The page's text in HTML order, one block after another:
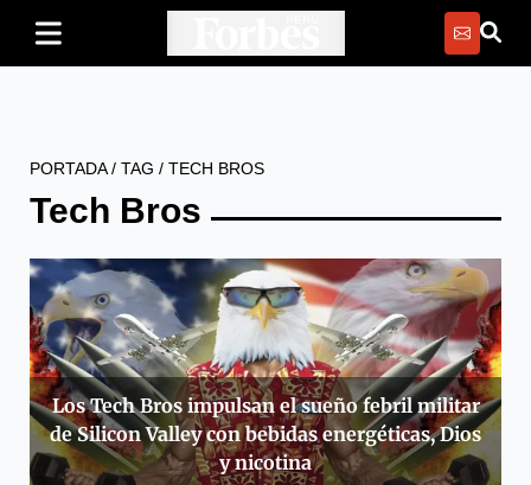
PORTADA/ TAG / TECH BROS
Tech Bros
Los Tech Bros impulsan el sueño febril militar
de Silicon Valley con bebidas energéticas, Dios
y nicotina